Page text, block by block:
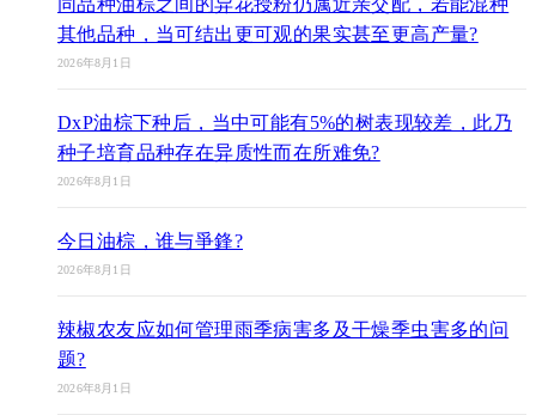
同品种油棕之间的异花授粉仍属近亲交配，若能混种
其他品种，当可结出更可观的果实甚至更高产量?
2026年8月1日
DxP油棕下种后，当中可能有5%的树表现较差，此乃
种子培育品种存在异质性而在所难免?
2026年8月1日
今日油棕，谁与爭鋒?
2026年8月1日
辣椒农友应如何管理雨季病害多及干燥季虫害多的问
题?
2026年8月1日